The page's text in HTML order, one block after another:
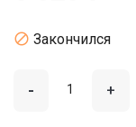
 Закончился
- +